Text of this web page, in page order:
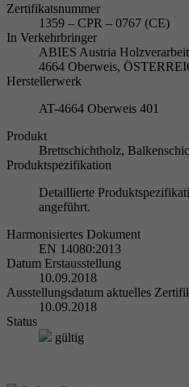
Zertifikatsnummer
1359 – CPR – 0767 (CE)
In Verkehrbringer
ABIES Austria
4664 Oberweis,
Herstellerwerk
AT-4664 Oberweis 401
Produkt
Brettschichtholz,
Produktspezifikation
Detaillierte
angeführt.
Harmonisiertes Dokument
EN 14080:2013
Datum Erstausstellung
10.09.2018
Ausstellungsdatum aktuelles
10.09.2018
Status
gültig